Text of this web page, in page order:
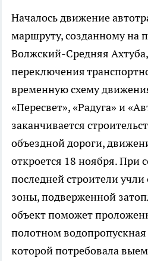
Началось движение
маршруту, созданному на
Волжский-Средняя
переключения
временную схему
«Пересвет», «Радуга» и
заканчивается
объездной дороги,
откроется 18 ноября. При
последней строители
зоны, подверженной
объект поможет
полотном водопропускная
которой потребовала